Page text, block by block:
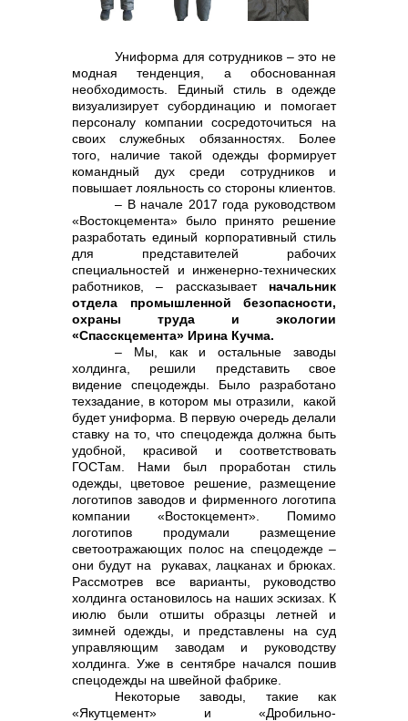
Контакты
+7 (423) 234 50 50
info@vostokcement.ru
Униформа для сотрудников – это не
модная тенденция, а обоснованная
необходимость. Единый стиль в одежде
визуализирует субординацию и помогает
персоналу компании сосредоточиться на
своих служебных обязанностях. Более
того, наличие такой одежды формирует
командный дух среди сотрудников и
повышает лояльность со стороны клиентов.
– В начале 2017 года руководством
«Востокцемента» было принято решение
разработать единый корпоративный стиль
для представителей рабочих
специальностей и инженерно-технических
работников, – рассказывает начальник
отдела промышленной безопасности,
охраны труда и экологии
«Спасскцемента» Ирина Кучма.
– Мы, как и остальные заводы
холдинга, решили представить свое
видение спецодежды. Было разработано
техзадание, в котором мы отразили, какой
будет униформа. В первую очередь делали
ставку на то, что спецодежда должна быть
удобной, красивой и соответствовать
ГОСТам. Нами был проработан стиль
одежды, цветовое решение, размещение
логотипов заводов и фирменного логотипа
компании «Востокцемент». Помимо
логотипов продумали размещение
светоотражающих полос на спецодежде –
они будут на рукавах, лацканах и брюках.
Рассмотрев все варианты, руководство
холдинга остановилось на наших эскизах. К
июлю были отшиты образцы летней и
зимней одежды, и представлены на суд
управляющим заводам и руководству
холдинга. Уже в сентябре начался пошив
спецодежды на швейной фабрике.
Некоторые заводы, такие как
«Якутцемент» и «Дробильно-